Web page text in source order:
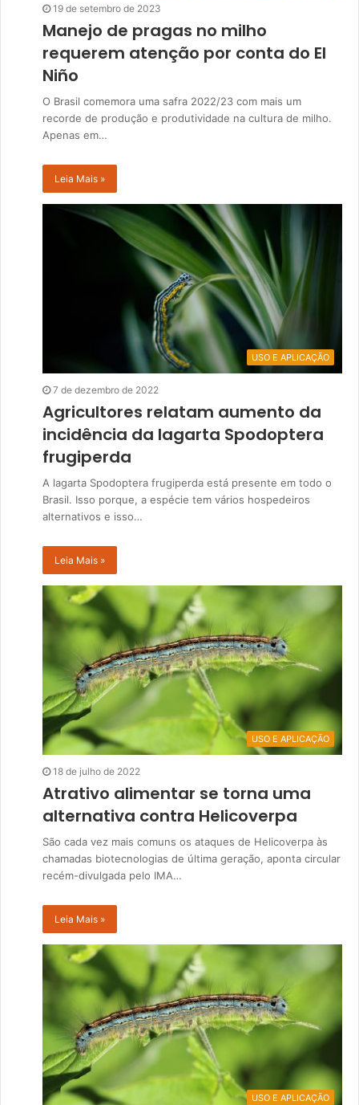
19 de setembro de 2023
Manejo de pragas no milho
requerem atenção por conta do El
Niño
O Brasil comemora uma safra 2022/23 com mais um
recorde de produção e produtividade na cultura de milho.
Apenas em…
Leia Mais »
USO E APLICAÇÃO
7 de dezembro de 2022
Agricultores relatam aumento da
incidência da lagarta Spodoptera
frugiperda
A lagarta Spodoptera frugiperda está presente em todo o
Brasil. Isso porque, a espécie tem vários hospedeiros
alternativos e isso…
Leia Mais »
USO E APLICAÇÃO
18 de julho de 2022
Atrativo alimentar se torna uma
alternativa contra Helicoverpa
São cada vez mais comuns os ataques de Helicoverpa às
chamadas biotecnologias de última geração, aponta circular
recém-divulgada pelo IMA…
Leia Mais »
USO E APLICAÇÃO